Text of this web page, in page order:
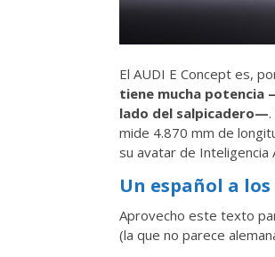
El AUDI E Concept es,
tiene mucha potencia
lado del salpicadero—
mide 4.870 mm de
su avatar de
Un español a
Aprovecho este texto
(la que no parece